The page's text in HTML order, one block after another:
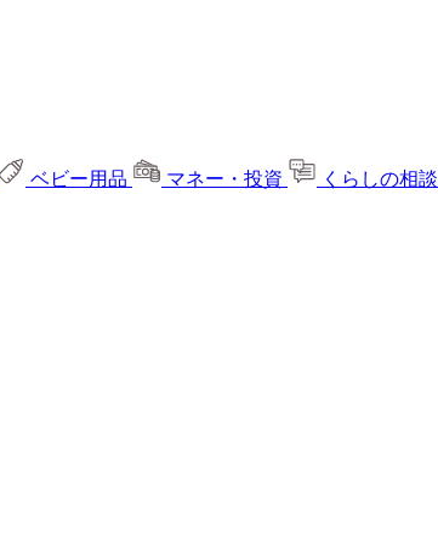
ベビー用品 マネー・投資 くらしの相談